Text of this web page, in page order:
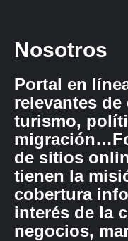
Nosotros
Portal en
relevantes
turismo,
de sitios
tienen la
cobertura
interés de la
negocios,